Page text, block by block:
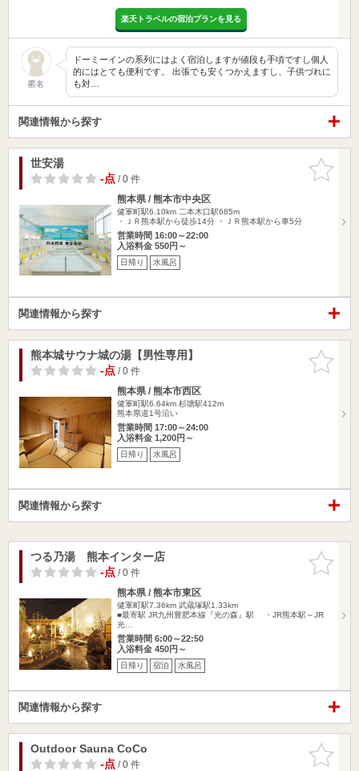
楽天トラベルの宿泊プランを見る
匿名
ドーミーインの系列にはよく宿泊しますが値段も手頃ですし個人
的にはとても便利です。 出張でも安くつかえますし、子供づれに
も対…
関連情報から探す
お気に入
りに追加
世安湯
-点/ 0 件
熊本県 / 熊本市中央区
健軍町駅6.10km 二本木口駅685m
・ＪＲ熊本駅から徒歩14分 ・ＪＲ熊本駅から車5分
営業時間 16:00～22:00
入浴料金 550円～
日帰り 水風呂
関連情報から探す
お気に入
りに追加
熊本城サウナ城の湯【男性専用】
-点/ 0 件
熊本県 / 熊本市西区
健軍町駅6.64km 杉塘駅412m
熊本県道1号沿い
営業時間 17:00～24:00
入浴料金 1,200円～
日帰り 水風呂
関連情報から探す
お気に入
りに追加
つる乃湯 熊本インター店
-点/ 0 件
熊本県 / 熊本市東区
健軍町駅7.36km 武蔵塚駅1.33km
■最寄駅 JR九州豊肥本線『光の森』駅 ・JR熊本駅～JR
光…
営業時間 6:00～22:50
入浴料金 450円～
日帰り 宿泊 水風呂
関連情報から探す
お気に入
りに追加
Outdoor Sauna CoCo
-点/ 0 件